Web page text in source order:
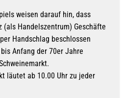
weisen darauf hin, dass
Handelszentrum) Geschäfte
Handschlag beschlossen
Anfang der 70er Jahre
läutet ab 10.00 Uhr zu jeder